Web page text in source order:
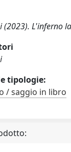
(2023). L'inferno
tipologie:
/ saggio in libro